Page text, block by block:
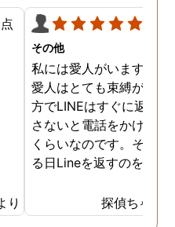
り
その他
私には愛人がいます。そ
愛人はとても束縛が激し
方でLINEはすぐに返信を
さないと電話をかけてく
くらいなのです。そんな
る日Lineを返すのを忘れ
量の不在着信です。その
時間後お家に来ました。
探偵ちゃん